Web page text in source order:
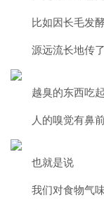
比如因长毛发
源远流长地传
越臭的东西吃
人的嗅觉有鼻
也就是说
我们对食物气